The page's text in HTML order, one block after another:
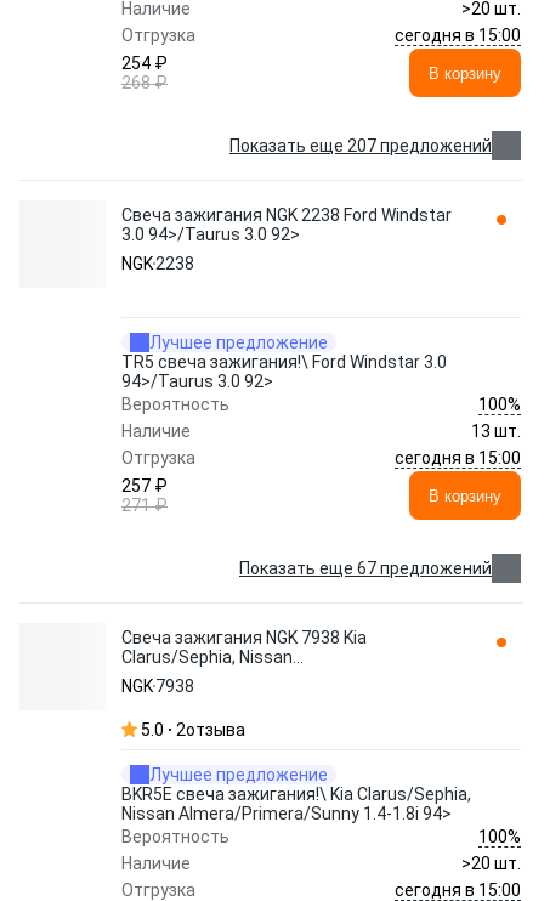
Наличие
>20 шт.
Отгрузка
сегодня в 15:00
254 ₽
268 ₽
В корзину
Показать еще 207 предложений
Свеча зажигания NGK 2238 Ford Windstar
3.0 94>/Taurus 3.0 92>
NGK2238
Лучшее предложение
TR5 свеча зажигания!\ Ford Windstar 3.0
94>/Taurus 3.0 92>
Вероятность
100%
Наличие
13 шт.
Отгрузка
сегодня в 15:00
257 ₽
271 ₽
В корзину
Показать еще 67 предложений
Свеча зажигания NGK 7938 Kia
Clarus/Sephia, Nissan
Almera/Primera/Sunny 1.4-1.8i 94>
NGK7938
5.0 2отзыва
Лучшее предложение
BKR5E свеча зажигания!\ Kia Clarus/Sephia,
Nissan Almera/Primera/Sunny 1.4-1.8i 94>
Вероятность
100%
Наличие
>20 шт.
Отгрузка
сегодня в 15:00